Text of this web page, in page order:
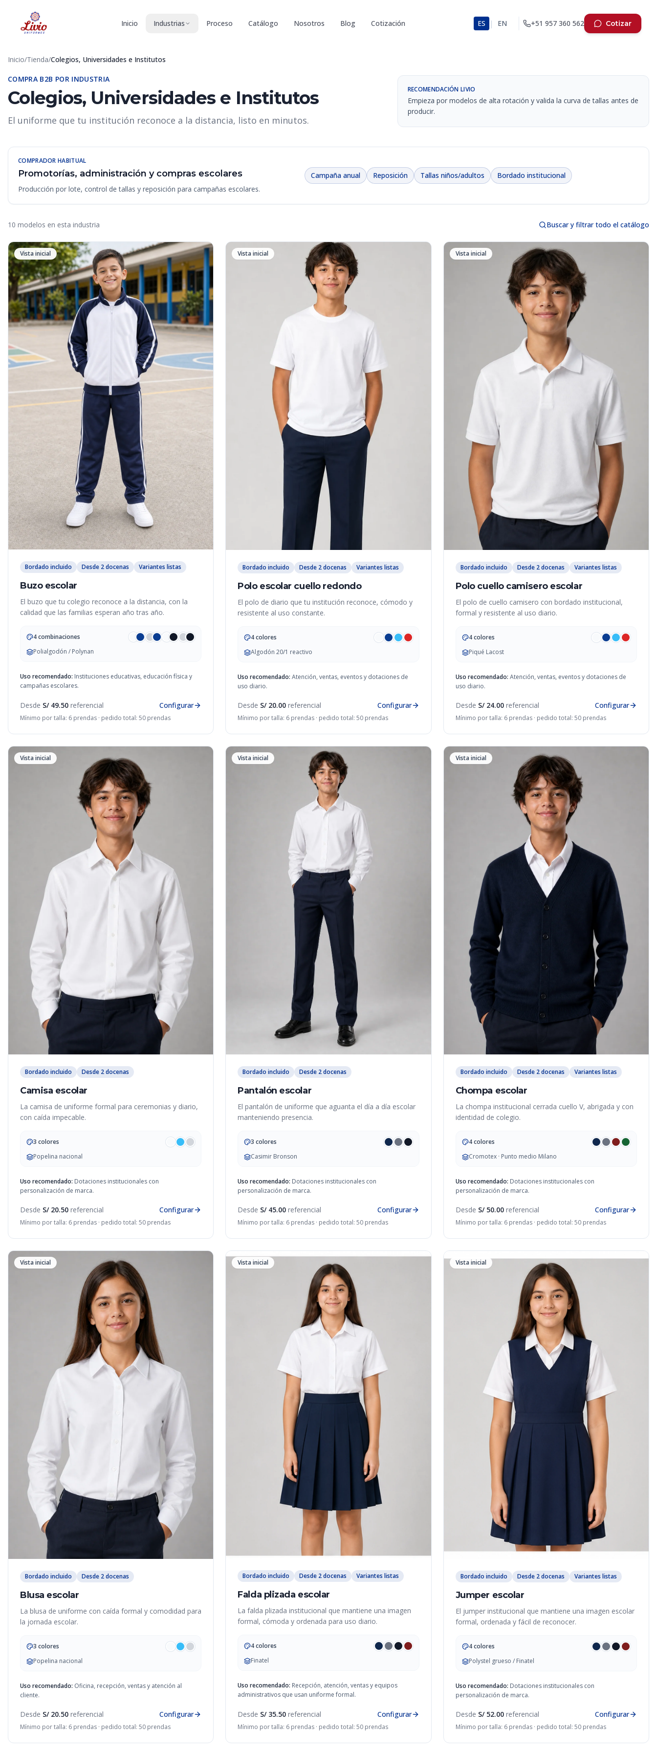
Inicio Industrias Proceso Catálogo Nosotros Blog Cotización ES | EN +51 957 360 562 Cotizar
Inicio/Tienda/Colegios, Universidades e Institutos
COMPRA B2B POR INDUSTRIA
Colegios, Universidades e Institutos
El uniforme que tu institución reconoce a la distancia, listo en minutos.
RECOMENDACIÓN LIVIO
Empieza por modelos de alta rotación y valida la curva de tallas antes de
producir.
COMPRADOR HABITUAL
Promotorías, administración y compras escolares
Producción por lote, control de tallas y reposición para campañas escolares.
Campaña anual Reposición Tallas niños/adultos Bordado institucional
10 modelos en esta industria Buscar y filtrar todo el catálogo
Vista inicial
Bordado incluido Desde 2 docenas Variantes listas
Buzo escolar
El buzo que tu colegio reconoce a la distancia, con la
calidad que las familias esperan año tras año.
4 combinaciones
Polialgodón / Polynan
Uso recomendado: Instituciones educativas, educación física y
campañas escolares.
Desde S/ 49.50 referencial Configurar
Mínimo por talla: 6 prendas · pedido total: 50 prendas
Vista inicial
Bordado incluido Desde 2 docenas Variantes listas
Polo escolar cuello redondo
El polo de diario que tu institución reconoce, cómodo y
resistente al uso constante.
4 colores
Algodón 20/1 reactivo
Uso recomendado: Atención, ventas, eventos y dotaciones de
uso diario.
Desde S/ 20.00 referencial Configurar
Mínimo por talla: 6 prendas · pedido total: 50 prendas
Vista inicial
Bordado incluido Desde 2 docenas Variantes listas
Polo cuello camisero escolar
El polo de cuello camisero con bordado institucional,
formal y resistente al uso diario.
4 colores
Piqué Lacost
Uso recomendado: Atención, ventas, eventos y dotaciones de
uso diario.
Desde S/ 24.00referencial Configurar
Mínimo por talla: 6 prendas · pedido total: 50 prendas
Vista inicial
Bordado incluido Desde 2 docenas
Camisa escolar
La camisa de uniforme formal para ceremonias y diario,
con caída impecable.
3 colores
Popelina nacional
Uso recomendado: Dotaciones institucionales con
personalización de marca.
Desde S/ 20.50 referencial Configurar
Mínimo por talla: 6 prendas · pedido total: 50 prendas
Vista inicial
Bordado incluido Desde 2 docenas
Pantalón escolar
El pantalón de uniforme que aguanta el día a día escolar
manteniendo presencia.
3 colores
Casimir Bronson
Uso recomendado: Dotaciones institucionales con
personalización de marca.
Desde S/ 45.00 referencial Configurar
Mínimo por talla: 6 prendas · pedido total: 50 prendas
Vista inicial
Bordado incluido Desde 2 docenas Variantes listas
Chompa escolar
La chompa institucional cerrada cuello V, abrigada y con
identidad de colegio.
4 colores
Cromotex · Punto medio Milano
Uso recomendado: Dotaciones institucionales con
personalización de marca.
Desde S/ 50.00referencial Configurar
Mínimo por talla: 6 prendas · pedido total: 50 prendas
Vista inicial
Bordado incluido Desde 2 docenas
Blusa escolar
La blusa de uniforme con caída formal y comodidad para
la jornada escolar.
3 colores
Popelina nacional
Uso recomendado: Oficina, recepción, ventas y atención al
cliente.
Desde S/ 20.50 referencial Configurar
Mínimo por talla: 6 prendas · pedido total: 50 prendas
Vista inicial
Bordado incluido Desde 2 docenas Variantes listas
Falda plizada escolar
La falda plizada institucional que mantiene una imagen
formal, cómoda y ordenada para uso diario.
4 colores
Finatel
Uso recomendado: Recepción, atención, ventas y equipos
administrativos que usan uniforme formal.
Desde S/ 35.50 referencial Configurar
Mínimo por talla: 6 prendas · pedido total: 50 prendas
Vista inicial
Bordado incluido Desde 2 docenas Variantes listas
Jumper escolar
El jumper institucional que mantiene una imagen escolar
formal, ordenada y fácil de reconocer.
4 colores
Polystel grueso / Finatel
Uso recomendado: Dotaciones institucionales con
personalización de marca.
Desde S/ 52.00referencial Configurar
Mínimo por talla: 6 prendas · pedido total: 50 prendas